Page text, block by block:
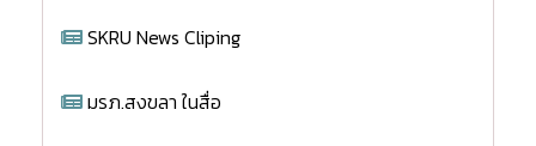
SKRU News Cliping
มรภ.สงขลา ในสื่อ